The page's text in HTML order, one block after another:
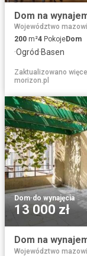
Dom na
Województwo
200 m²4 PokojeDom
·Ogród·Basen
Zaktualizowano
morizon.pl
Dom·do wynajęcia
13 000 zł
Województwo